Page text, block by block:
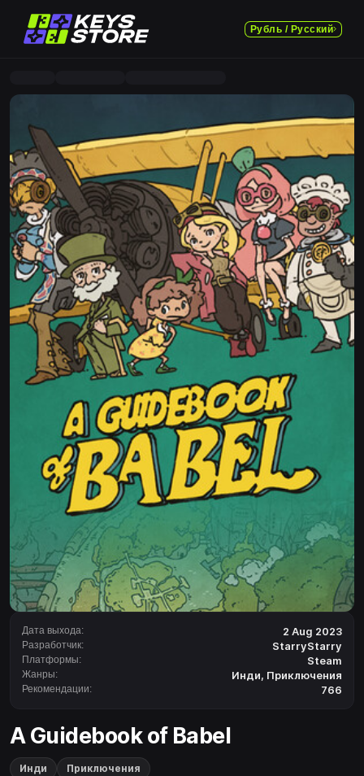
Рубль / Русский
Дата выхода: 2 Aug 2023
Разработчик: StarryStarry
Платформы: Steam
Жанры: Инди, Приключения
Рекомендации: 766
A Guidebook of Babel
Инди Приключения